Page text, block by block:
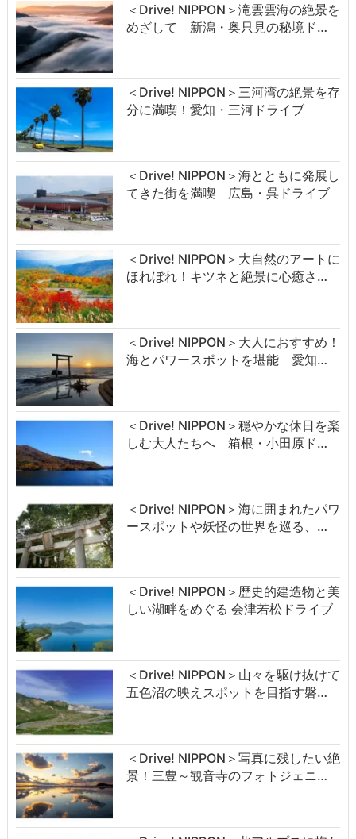
＜Drive! NIPPON＞滝雲雲海の絶景を
めざして 新潟・奥只見の秘境ド…
＜Drive! NIPPON＞三河湾の絶景を存
分に満喫！愛知・三河ドライブ
＜Drive! NIPPON＞海とともに発展し
てきた街を満喫 広島・呉ドライブ
＜Drive! NIPPON＞大自然のアートに
ほれぼれ！キツネと絶景に心癒さ…
＜Drive! NIPPON＞大人におすすめ！
海とパワースポットを堪能 愛知…
＜Drive! NIPPON＞穏やかな休日を楽
しむ大人たちへ 箱根・小田原ド…
＜Drive! NIPPON＞海に囲まれたパワ
ースポットや妖怪の世界を巡る、…
＜Drive! NIPPON＞歴史的建造物と美
しい湖畔をめぐる 会津若松ドライブ
＜Drive! NIPPON＞山々を駆け抜けて
五色沼の映えスポットを目指す磐…
＜Drive! NIPPON＞写真に残したい絶
景！三豊～観音寺のフォトジェニ…